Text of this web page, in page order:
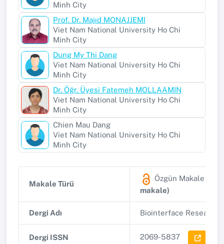
Minh City
Prof. Dr. Majıd MONAJJEMI
Viet Nam National University Ho Chi
Minh City
Dung My Thi Dang
Viet Nam National University Ho Chi
Minh City
Dr. Öğr. Üyesi Fatemeh MOLLAAMIN
Viet Nam National University Ho Chi
Minh City
Chien Mau Dang
Viet Nam National University Ho Chi
Minh City
Makale Türü
Özgün Makale
makale)
Dergi Adı Biointerface Research
Dergi ISSN 2069-5837